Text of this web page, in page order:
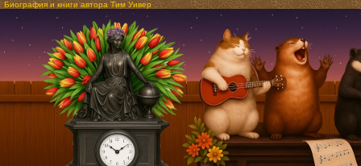
Биография и книги автора Тим Уивер